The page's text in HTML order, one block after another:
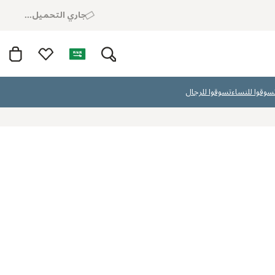
جاري التحميل...
للنساءتسوقوا للرجال